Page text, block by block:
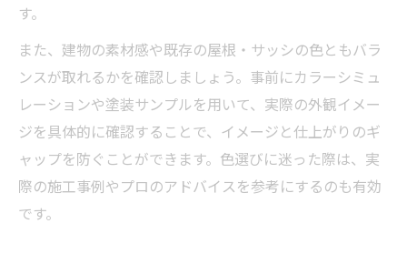
す。
また、建物の素材感や既存の屋根・サッシの色ともバラ
ンスが取れるかを確認しましょう。事前にカラーシミュ
レーションや塗装サンプルを用いて、実際の外観イメー
ジを具体的に確認することで、イメージと仕上がりのギ
ャップを防ぐことができます。色選びに迷った際は、実
際の施工事例やプロのアドバイスを参考にするのも有効
です。